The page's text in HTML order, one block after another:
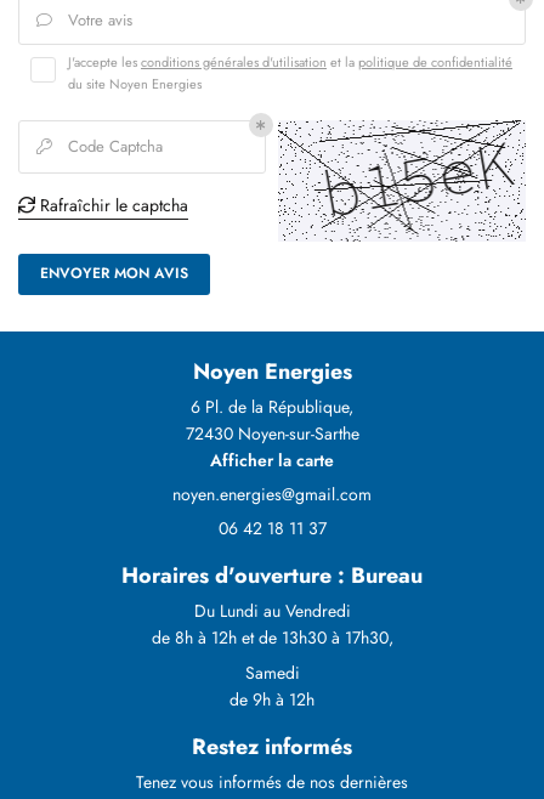
AVIS
ACTUALITÉS
CONTACT
 Votre avis
J'accepte lesconditions générales d'utilisation et lapolitique de confidentialité
du site Noyen Energies
 Code Captcha
 Rafraîchir le captcha
ENVOYER MON AVIS
Noyen Energies
6 Pl. de la République,
72430 Noyen-sur-Sarthe
Afficher la carte
06 42 18 11 37
Horaires d'ouverture : Bureau
Du Lundi au Vendredi
de 8h à 12h et de 13h30 à 17h30,
Samedi
de 9h à 12h
Restez informés
Tenez vous informés de nos dernières